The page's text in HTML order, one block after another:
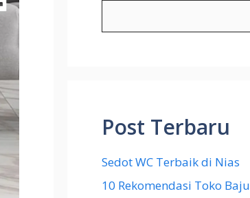
Post Terbaru
Sedot WC Terbaik di Nias
10 Rekomendasi Toko Baju